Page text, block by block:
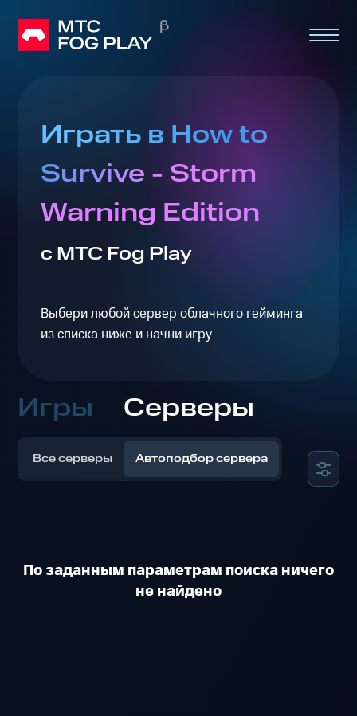
Играть в How to
Survive - Storm
Warning Edition
с МТС Fog Play
Выбери любой сервер облачного гейминга
из списка ниже и начни игру
Игры Серверы
Все серверы Автоподбор сервера
По заданным параметрам поиска ничего
не найдено